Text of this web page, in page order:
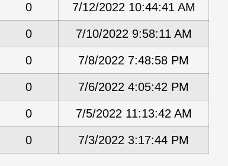
0 7/12/2022 10:44:41 AM
0 7/10/2022 9:58:11 AM
0 7/8/2022 7:48:58 PM
0 7/6/2022 4:05:42 PM
0 7/5/2022 11:13:42 AM
0 7/3/2022 3:17:44 PM